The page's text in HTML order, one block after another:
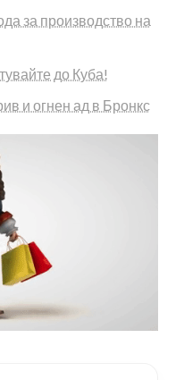
за производство на
до Куба!
и огнен ад в Бронкс